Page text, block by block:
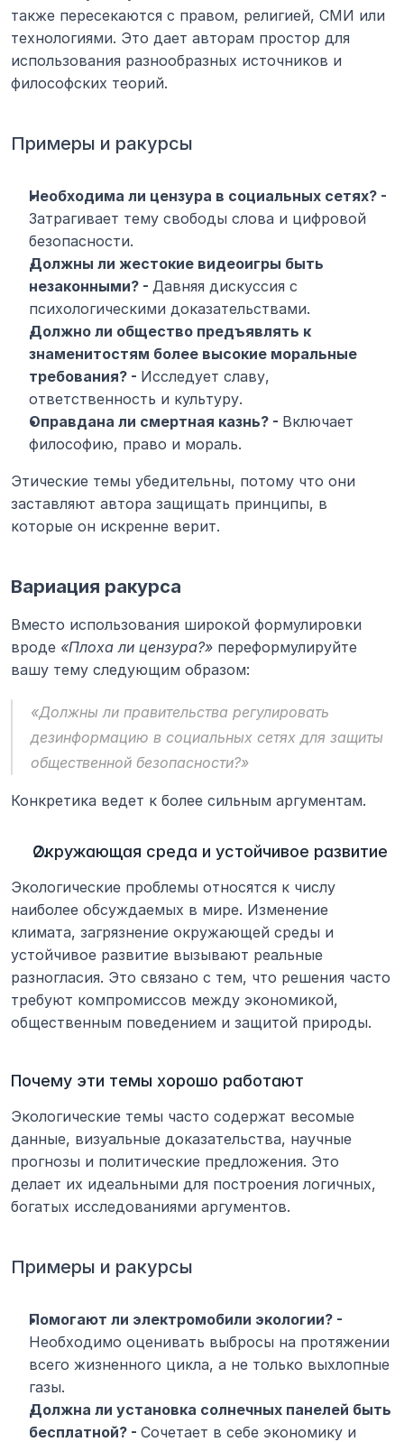
также пересекаются с правом, религией, СМИ или
технологиями. Это дает авторам простор для
использования разнообразных источников и
философских теорий.
Примеры и ракурсы
Затрагивает тему свободы слова и цифровой
безопасности.
Должны ли жестокие видеоигры быть
незаконными? - Давняя дискуссия с
психологическими доказательствами.
Должно ли общество предъявлять к
знаменитостям более высокие моральные
требования? - Исследует славу,
ответственность и культуру.
Оправдана ли смертная казнь? - Включает
философию, право и мораль.
Этические темы убедительны, потому что они
заставляют автора защищать принципы, в
которые он искренне верит.
Вариация ракурса
Вместо использования широкой формулировки
вроде «Плоха ли цензура?» переформулируйте
вашу тему следующим образом:
«Должны ли правительства регулировать
дезинформацию в социальных сетях для защиты
общественной безопасности?»
Конкретика ведет к более сильным аргументам.
Окружающая среда и устойчивое развитие
Экологические проблемы относятся к числу
наиболее обсуждаемых в мире. Изменение
климата, загрязнение окружающей среды и
устойчивое развитие вызывают реальные
разногласия. Это связано с тем, что решения часто
требуют компромиссов между экономикой,
общественным поведением и защитой природы.
Почему эти темы хорошо работают
Экологические темы часто содержат весомые
данные, визуальные доказательства, научные
прогнозы и политические предложения. Это
делает их идеальными для построения логичных,
богатых исследованиями аргументов.
Примеры и ракурсы
Необходимо оценивать выбросы на протяжении
всего жизненного цикла, а не только выхлопные
газы.
Должна ли установка солнечных панелей быть
бесплатной? - Сочетает в себе экономику и